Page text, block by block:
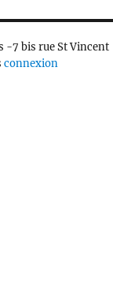
-7 bis rue St Vincent
connexion